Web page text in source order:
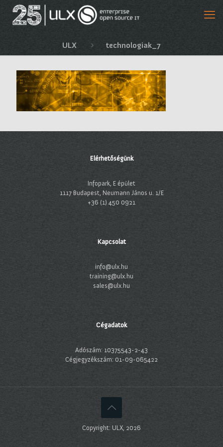
ULX technologiak_7
Elérhetőségünk
Infopark, E épület
1117 Budapest, Neumann János u. 1/E
+36 (1) 450 0921
Kapcsolat
info@ulx.hu
training@ulx.hu
sales@ulx.hu
Cégadatok
Adószám: 10375543-2-43
Cégjegyzékszám: 01-09-065422
Copyright: ULX, 2026